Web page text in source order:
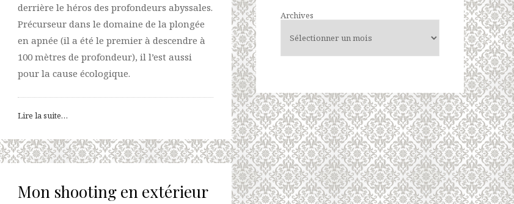
derrière le héros des profondeurs abyssales.
Précurseur dans le domaine de la plongée
en apnée (il a été le premier à descendre à
100 mètres de profondeur), il l’est aussi
pour la cause écologique.
Lire la suite…
Mon shooting en extérieur
Archives